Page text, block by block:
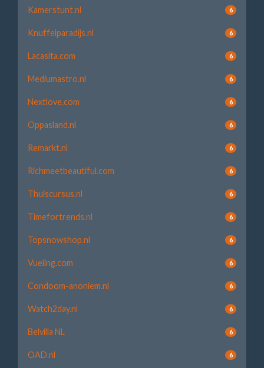
Kamerstunt.nl 6
Knuffelparadijs.nl 6
Lacasita.com 6
Mediumastro.nl 6
Nextlove.com 6
Oppasland.nl 6
Remarkt.nl 6
Richmeetbeautiful.com 6
Thuiscursus.nl 6
Timefortrends.nl 6
Topsnowshop.nl 6
Vueling.com 6
Condoom-anoniem.nl 6
Watch2day.nl 6
Belvilla NL 6
OAD.nl 6